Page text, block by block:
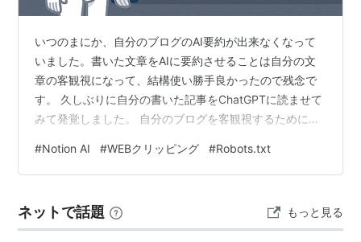
いつのまにか、自分のブログのAI要約が出来なくなって
いました。書いた文章をAIに要約させることは自分の文
章の客観視になって、結構使い勝手良かったので残念で
す。 久しぶりに自分の書いた記事をChatGPTに読ませて
みて発覚しました。 自分のブログを客観視するために、
https://driveon43.com/entry/2023/08/24/064615 この
ブログを300字でまとめて GTP-4o：申し訳ありません
（https://driveon43.com/entry/2023/08/24/064615）
の内容を直接確認できないた…
#Notion AI #WEBクリッピング #Robots.txt
ネットで話題 もっと見る